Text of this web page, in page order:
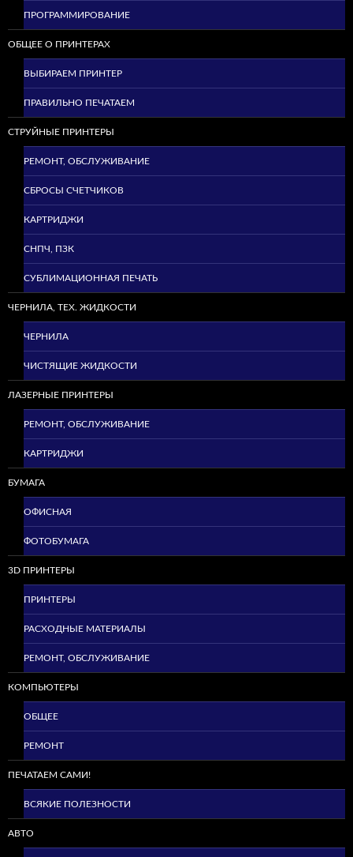
ПРОГРАММИРОВАНИЕ
ОБЩЕЕ О ПРИНТЕРАХ
ВЫБИРАЕМ ПРИНТЕР
ПРАВИЛЬНО ПЕЧАТАЕМ
СТРУЙНЫЕ ПРИНТЕРЫ
РЕМОНТ, ОБСЛУЖИВАНИЕ
СБРОСЫ СЧЕТЧИКОВ
КАРТРИДЖИ
СНПЧ, ПЗК
СУБЛИМАЦИОННАЯ ПЕЧАТЬ
ЧЕРНИЛА, ТЕХ. ЖИДКОСТИ
ЧЕРНИЛА
ЧИСТЯЩИЕ ЖИДКОСТИ
ЛАЗЕРНЫЕ ПРИНТЕРЫ
РЕМОНТ, ОБСЛУЖИВАНИЕ
КАРТРИДЖИ
БУМАГА
ОФИСНАЯ
ФОТОБУМАГА
3D ПРИНТЕРЫ
ПРИНТЕРЫ
РАСХОДНЫЕ МАТЕРИАЛЫ
РЕМОНТ, ОБСЛУЖИВАНИЕ
КОМПЬЮТЕРЫ
ОБЩЕЕ
РЕМОНТ
ПЕЧАТАЕМ САМИ!
ВСЯКИЕ ПОЛЕЗНОСТИ
АВТО